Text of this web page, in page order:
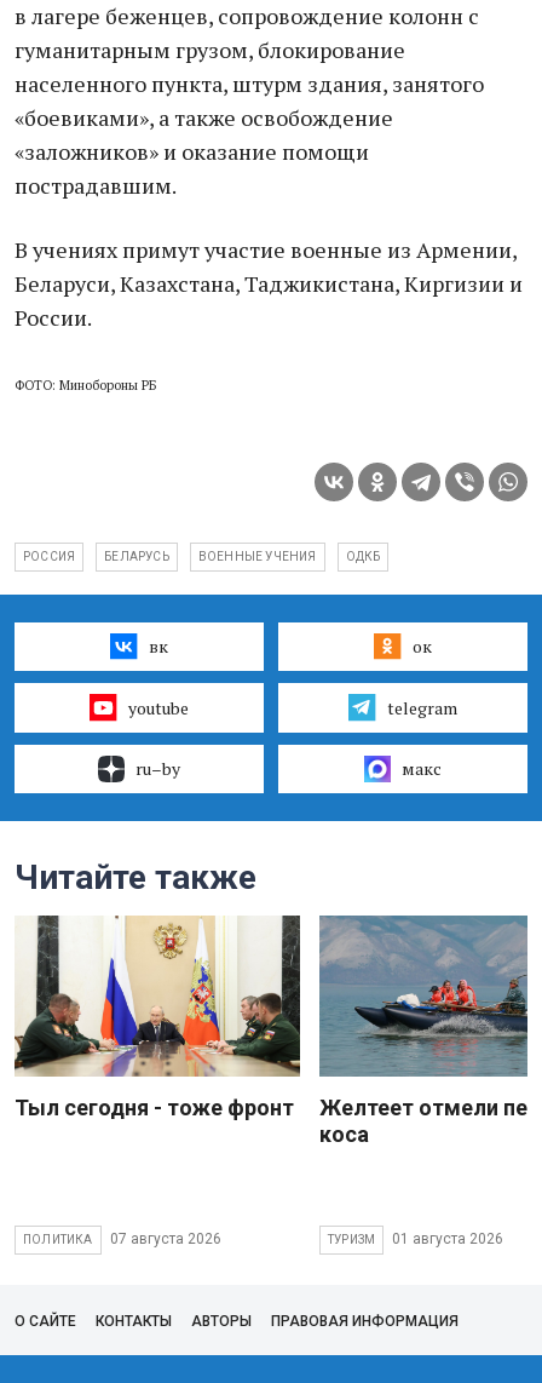
в лагере беженцев, сопровождение колонн с
гуманитарным грузом, блокирование
населенного пункта, штурм здания, занятого
«боевиками», а также освобождение
«заложников» и оказание помощи
пострадавшим.
В учениях примут участие военные из Армении,
Беларуси, Казахстана, Таджикистана, Киргизии и
России.
ФОТО: Минобороны РБ
РОССИЯ БЕЛАРУСЬ ВОЕННЫЕ УЧЕНИЯ ОДКБ
вк ок
youtube telegram
ru–by макс
Читайте также
Тыл сегодня - тоже фронт
ПОЛИТИКА 07 августа 2026
Желтеет отмели
коса
ТУРИЗМ 01 августа 2026
О САЙТЕ КОНТАКТЫ АВТОРЫ ПРАВОВАЯ ИНФОРМАЦИЯ